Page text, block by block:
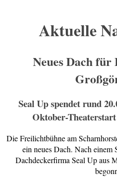
Aktuelle
Neues Dach
Seal Up spendet rund
Oktober-
Die Freilichtbühne am
ein neues Dach. Nach einem
Dachdeckerfirma Seal Up aus